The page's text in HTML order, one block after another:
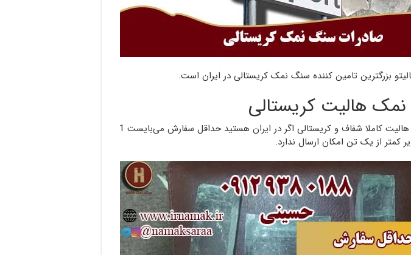
بزرگترین تامین کننده سنگ نمک کریستالی در ایران است.
هالیت کریستالی
برای خرید سنگ نمک هالیت کاملا شفاف و کریستالی اگر در ایران هستید حداقل سفارش می‌بایست 1
کمتر از یک تن امکان ارسال ندارد.